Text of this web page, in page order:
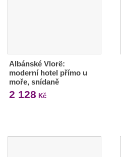
Albánské Vlorë:
moderní hotel přímo u
moře, snídaně
2 128 Kč